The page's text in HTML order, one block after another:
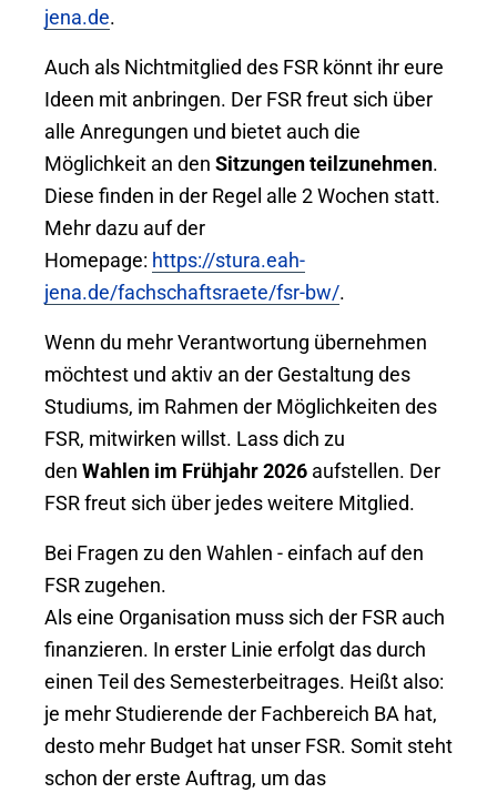
jena.de.
Auch als Nichtmitglied des FSR könnt ihr eure
Ideen mit anbringen. Der FSR freut sich über
alle Anregungen und bietet auch die
Möglichkeit an den Sitzungen teilzunehmen.
Diese finden in der Regel alle 2 Wochen statt.
Mehr dazu auf der
Homepage: https://stura.eah-
jena.de/fachschaftsraete/fsr-bw/.
Wenn du mehr Verantwortung übernehmen
möchtest und aktiv an der Gestaltung des
Studiums, im Rahmen der Möglichkeiten des
FSR, mitwirken willst. Lass dich zu
den Wahlen im Frühjahr 2026 aufstellen. Der
FSR freut sich über jedes weitere Mitglied.
Bei Fragen zu den Wahlen - einfach auf den
FSR zugehen.​
Als eine Organisation muss sich der FSR auch
finanzieren. In erster Linie erfolgt das durch
einen Teil des Semesterbeitrages. Heißt also:
je mehr Studierende der Fachbereich BA hat,
desto mehr Budget hat unser FSR. Somit steht
schon der erste Auftrag, um das